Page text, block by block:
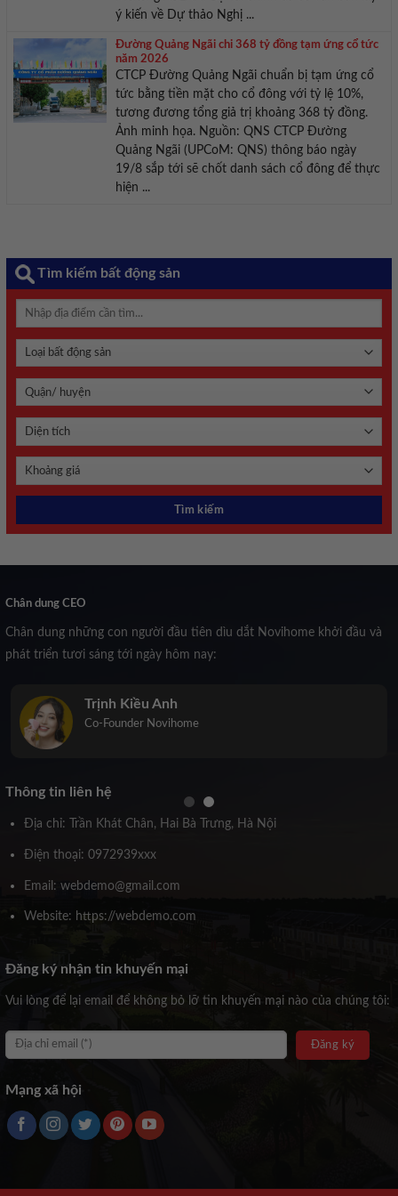
ý kiến về Dự thảo Nghị ...
Đường Quảng Ngãi chi 368 tỷ đồng tạm ứng cổ tức
năm 2026
CTCP Đường Quảng Ngãi chuẩn bị tạm ứng cổ
tức bằng tiền mặt cho cổ đông với tỷ lệ 10%,
tương đương tổng giả trị khoảng 368 tỷ đồng.
Ảnh minh họa. Nguồn: QNS CTCP Đường
Quảng Ngãi (UPCoM: QNS) thông báo ngày
19/8 sắp tới sẽ chốt danh sách cổ đông để thực
hiện ...
Tìm kiếm bất động sản
Chân dung CEO
Chân dung những con người đầu tiên dìu dắt Novihome khởi đầu và
phát triển tươi sáng tới ngày hôm nay:
Trịnh Kiều Anh
Co-Founder Novihome
Thông tin liên hệ
Địa chỉ: Trần Khát Chân, Hai Bà Trưng, Hà Nội
Điện thoại: 0972939xxx
Email: webdemo@gmail.com
Website: https://webdemo.com
Đăng ký nhận tin khuyến mại
Vui lòng để lại email để không bỏ lỡ tin khuyến mại nào của chúng tôi:
Mạng xã hội